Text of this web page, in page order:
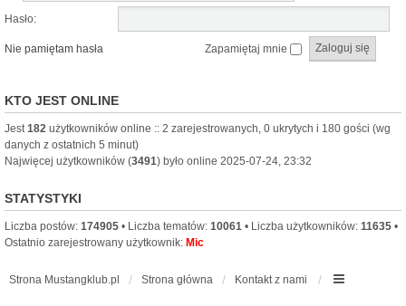
Hasło:
Nie pamiętam hasła Zapamiętaj mnie
KTO JEST ONLINE
Jest182 użytkowników online :: 2 zarejestrowanych, 0 ukrytych i 180 gości (wg
danych z ostatnich 5 minut)
Najwięcej użytkowników (3491) było online 2025-07-24, 23:32
STATYSTYKI
Liczba postów: 174905 • Liczba tematów: 10061 • Liczba użytkowników: 11635 •
Ostatnio zarejestrowany użytkownik: Mic
Strona Mustangklub.pl Strona główna Kontakt z nami